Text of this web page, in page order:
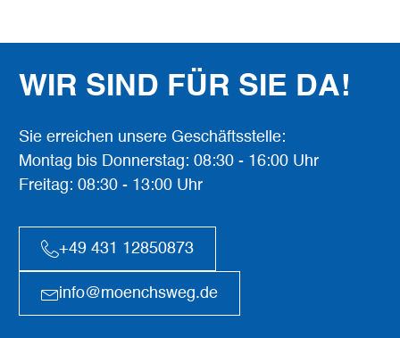
WIR SIND FÜR SIE DA!
Sie erreichen unsere Geschäftsstelle:
Montag bis Donnerstag: 08:30 - 16:00 Uhr
Freitag: 08:30 - 13:00 Uhr
+49 431 12850873
info@moenchsweg.de